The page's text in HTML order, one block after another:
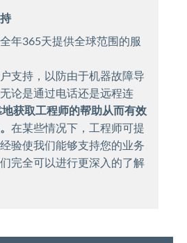
年365天提供全球范围的服
支持，以防由于机器故障导
论是通过电话还是远程连
获取工程师的帮助从而有效
在某些情况下，工程师可提
验使我们能够支持您的业务
完全可以进行更深入的了解